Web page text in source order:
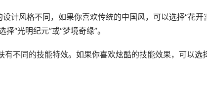
计风格不同，如果你喜欢传统的中国风，可以选择“花开
“光明纪元”或“梦境奇缘”。
有不同的技能特效。如果你喜欢炫酷的技能效果，可以选